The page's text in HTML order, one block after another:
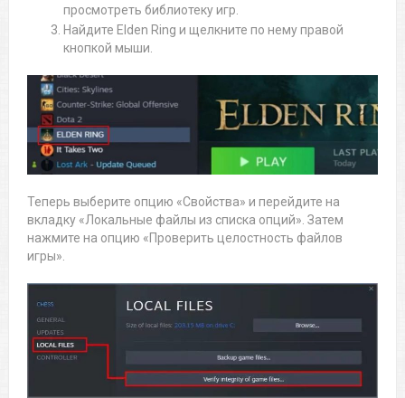
просмотреть библиотеку игр.
Найдите Elden Ring и щелкните по нему правой
кнопкой мыши.
Теперь выберите опцию «Свойства» и перейдите на
вкладку «Локальные файлы из списка опций». Затем
нажмите на опцию «Проверить целостность файлов
игры».